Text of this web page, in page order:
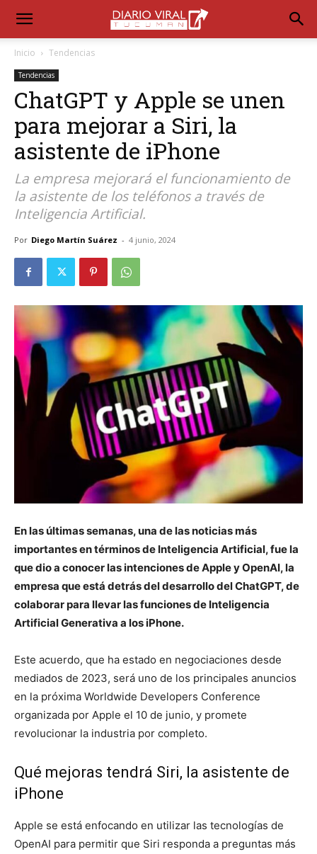
Inicio Tendencias
Tendencias
ChatGPT y Apple se unen
para mejorar a Siri, la
asistente de iPhone
La empresa mejorará el funcionamiento de
la asistente de los teléfonos a través de
Inteligencia Artificial.
Por Diego Martín Suárez - 4 junio, 2024
En las últimas semanas, una de las noticias más
importantes en términos de Inteligencia Artificial, fue la
que dio a conocer las intenciones de Apple y OpenAI, la
empresa que está detrás del desarrollo del ChatGPT, de
colaborar para llevar las funciones de Inteligencia
Artificial Generativa a los iPhone.
Este acuerdo, que ha estado en negociaciones desde
mediados de 2023, será uno de los principales anuncios
en la próxima Worldwide Developers Conference
organizada por Apple el 10 de junio, y promete
revolucionar la industria por completo.
Qué mejoras tendrá Siri, la asistente de
iPhone
Apple se está enfocando en utilizar las tecnologías de
OpenAI para permitir que Siri responda a preguntas más